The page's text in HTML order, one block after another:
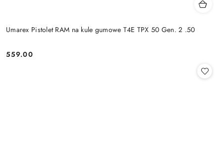
Umarex Pistolet RAM na kule gumowe T4E TPX 50 Gen. 2 .50
Cena:
559.00